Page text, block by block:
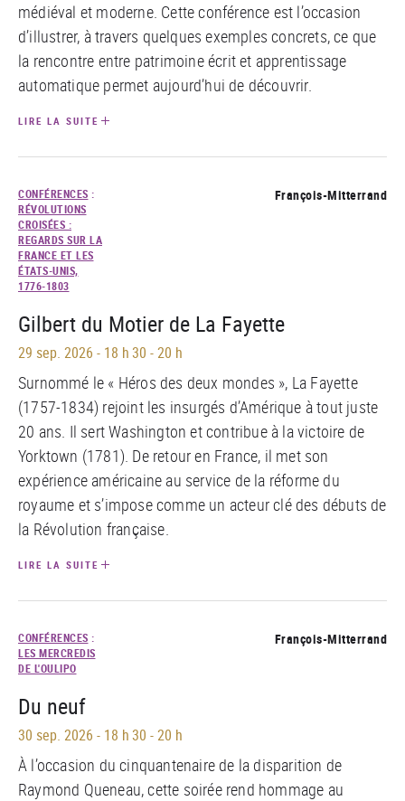
médiéval et moderne. Cette conférence est l’occasion
d’illustrer, à travers quelques exemples concrets, ce que
la rencontre entre patrimoine écrit et apprentissage
automatique permet aujourd’hui de découvrir.
LIRE LA SUITE
CONFÉRENCES :
RÉVOLUTIONS
CROISÉES :
REGARDS SUR LA
FRANCE ET LES
ÉTATS-UNIS,
1776-1803
François-Mitterrand
Gilbert du Motier de La Fayette
29 sep. 2026 - 18 h 30 - 20 h
Surnommé le « Héros des deux mondes », La Fayette
(1757-1834) rejoint les insurgés d’Amérique à tout juste
20 ans. Il sert Washington et contribue à la victoire de
Yorktown (1781). De retour en France, il met son
expérience américaine au service de la réforme du
royaume et s’impose comme un acteur clé des débuts de
la Révolution française.
LIRE LA SUITE
CONFÉRENCES :
LES MERCREDIS
DE L'OULIPO
François-Mitterrand
Du neuf
30 sep. 2026 - 18 h 30 - 20 h
À l’occasion du cinquantenaire de la disparition de
Raymond Queneau, cette soirée rend hommage au